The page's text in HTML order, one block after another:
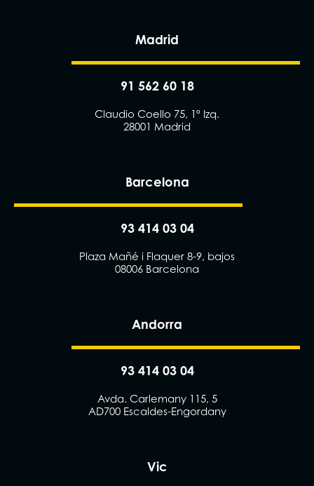
Madrid
91 562 60 18
Claudio Coello 75, 1º Izq.
28001 Madrid
Barcelona
93 414 03 04
Plaza Mañé i Flaquer 8-9, bajos
08006 Barcelona
Andorra
93 414 03 04
Avda. Carlemany 115, 5
AD700 Escaldes-Engordany
Vic